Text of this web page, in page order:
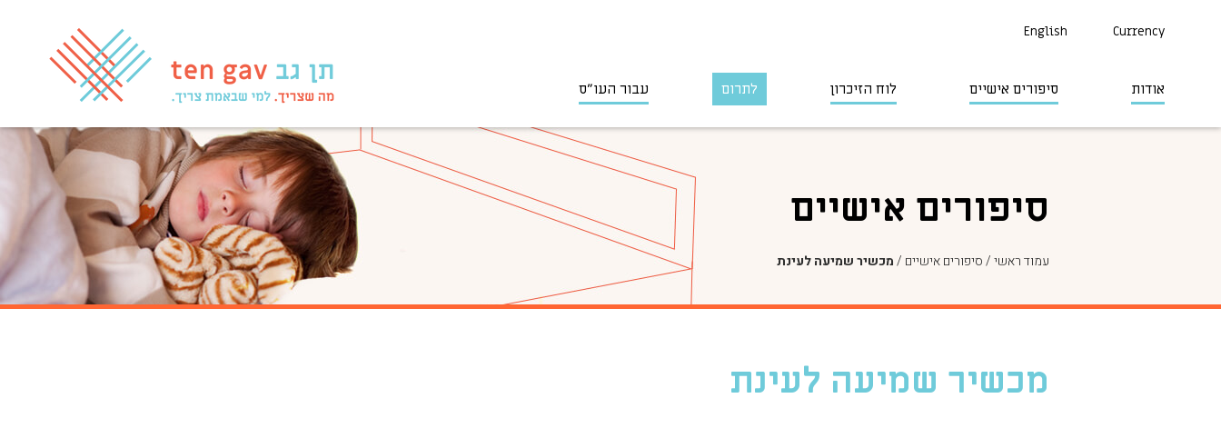
Currency
English
אודות סיפורים אישיים לוח הזיכרון לתרום עבור העו״ס
סיפורים אישיים
עמוד ראשי/סיפורים אישיים /מכשיר שמיעה לעינת
מכשיר שמיעה לעינת